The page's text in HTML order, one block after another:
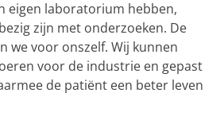
eigen laboratorium hebben,
zijn met onderzoeken. De
we voor onszelf. Wij kunnen
voor de industrie en gepast
de patiënt een beter leven